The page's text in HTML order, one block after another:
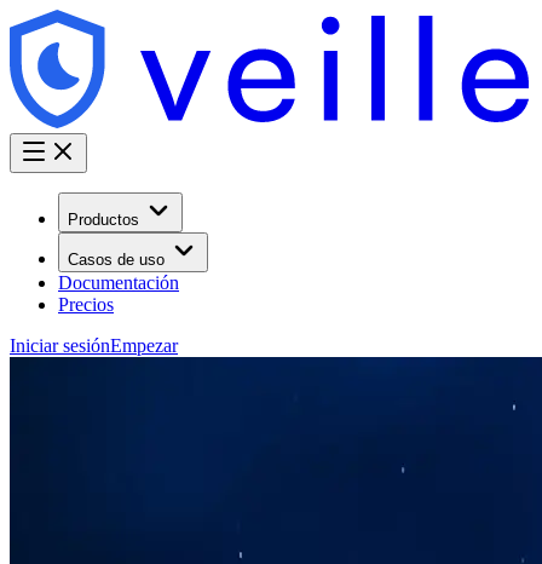
Productos
Casos de uso
Documentación
Precios
Iniciar sesiónEmpezar